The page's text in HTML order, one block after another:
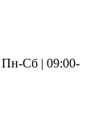
Пн-Сб | 09:00-